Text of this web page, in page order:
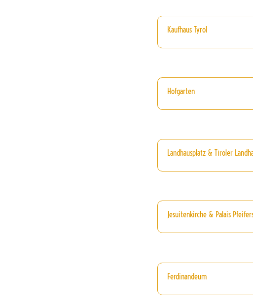
Kaufhaus Tyrol
Hofgarten
Landhausplatz & Tiroler
Jesuitenkirche & Palais
Ferdinandeum